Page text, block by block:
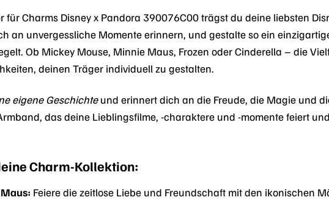
für Charms Disney x Pandora 390076C00 trägst du deine liebsten
an unvergessliche Momente erinnern, und gestalte so ein
Ob Mickey Mouse, Minnie Maus, Frozen oder Cinderella – die
deinen Träger individuell zu gestalten.
eigene Geschichteund erinnert dich an die Freude, die Magie und
das deine Lieblingsfilme, -charaktere und -momente feiert
Charm-Kollektion:
Feiere die zeitlose Liebe und Freundschaft mit den ikonischen